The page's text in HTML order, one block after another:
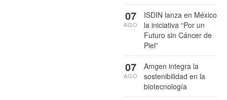
ISDIN lanza en México
la iniciativa “Por un
Futuro sin Cáncer de
Piel”
07
AGO
Amgen integra la
sostenibilidad en la
biotecnología
07
AGO